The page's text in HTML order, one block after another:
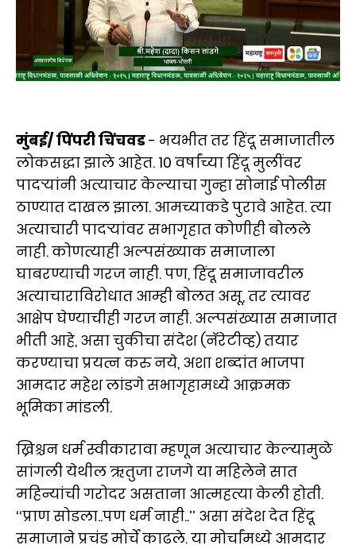
मुंबई/ पिंपरी चिंचवड- भयभीत तर हिंदू समाजातील
लोकसद्धा झाले आहेत. 10 वर्षांच्या हिंदू मुलींवर
पादऱ्यांनी अत्याचार केल्याचा गुन्हा सोनाई पोलीस
ठाण्यात दाखल झाला. आमच्याकडे पुरावे आहेत. त्या
अत्याचारी पादऱ्यांवर सभागृहात कोणीही बोलले
नाही. कोणत्याही अल्पसंख्याक समाजाला
घाबरण्याची गरज नाही. पण, हिंदू समाजावरील
अत्याचाराविरोधात आम्ही बोलत असू, तर त्यावर
आक्षेप घेण्याचीही गरज नाही. अल्पसंख्यास समाजात
भीती आहे, असा चुकीचा संदेश (नॅरेटीव्ह) तयार
करण्याचा प्रयत्न करु नये, अशा शब्दांत भाजपा
आमदार महेश लांडगे सभागृहामध्ये आक्रमक
भूमिका मांडली.
ख्रिश्चन धर्म स्वीकारावा म्हणून अत्याचार केल्यामुळे
सांगली येथील ऋतुजा राजगे या महिलेने सात
महिन्यांची गरोदर असताना आत्महत्या केली होती.
‘‘प्राण सोडला..पण धर्म नाही..’’ असा संदेश देत हिंदू
समाजाने प्रचंड मोर्चे काढले. या मोर्चांमध्ये आमदार